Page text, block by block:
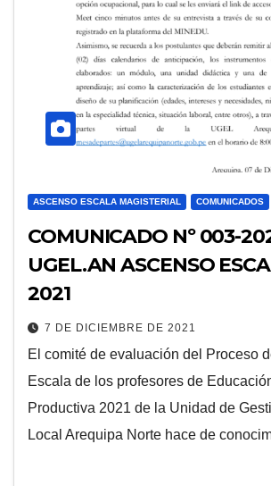
ASCENSO ESCALA MAGISTERIAL COMUNICADOS
COMUNICADO Nº 003-
UGEL.AN ASCENSO
2021
7 DE DICIEMBRE DE 2021
El comité de evaluación del Proceso
Escala de los profesores de
Productiva 2021 de la Unidad de
Local Arequipa Norte hace de